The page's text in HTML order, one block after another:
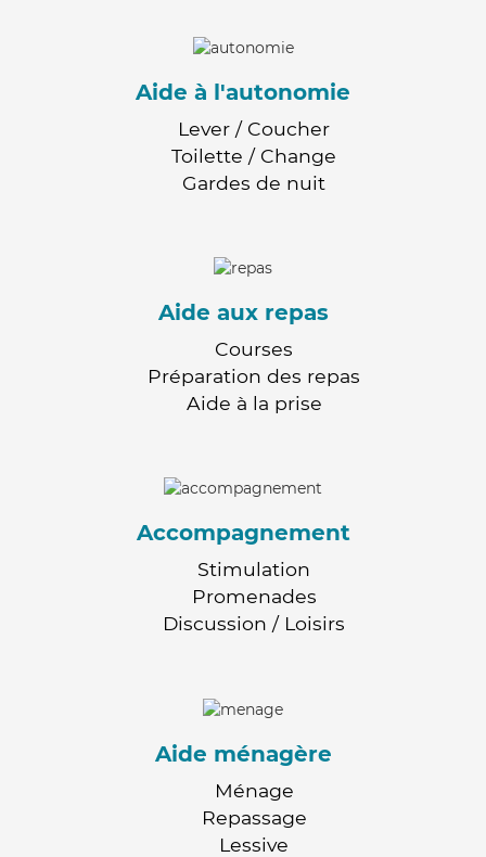
Aide à l'autonomie
Lever / Coucher
Toilette / Change
Gardes de nuit
Aide aux repas
Courses
Préparation des repas
Aide à la prise
Accompagnement
Stimulation
Promenades
Discussion / Loisirs
Aide ménagère
Ménage
Repassage
Lessive